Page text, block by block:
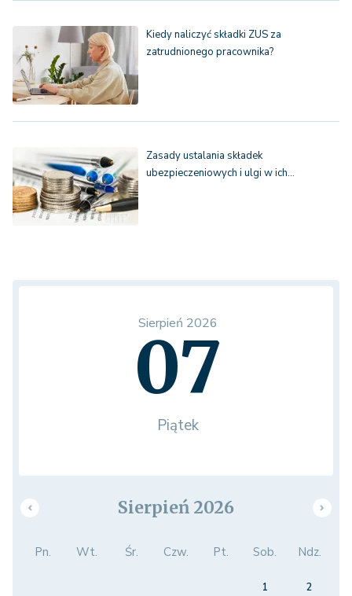
Kiedy naliczyć składki ZUS za
zatrudnionego pracownika?
Zasady ustalania składek
ubezpieczeniowych i ulgi w ich…
Sierpień 2026
07
Piątek
Sierpień 2026
Pn. Wt. Śr. Czw. Pt. Sob. Ndz.
1
2